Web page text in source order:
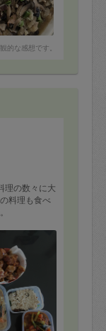
的な感想です。
理の数々に大
料理も食べ